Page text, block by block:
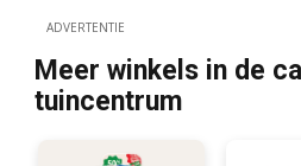
ADVERTENTIE
Meer winkels in de
tuincentrum